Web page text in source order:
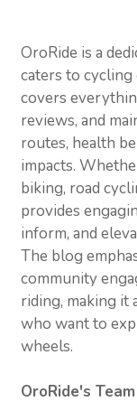
OroRide is a
caters to
covers
reviews, and
routes, health
impacts.
biking, road
provides
inform, and
The blog
community
riding, making it
who want to
wheels.
OroRide's Team